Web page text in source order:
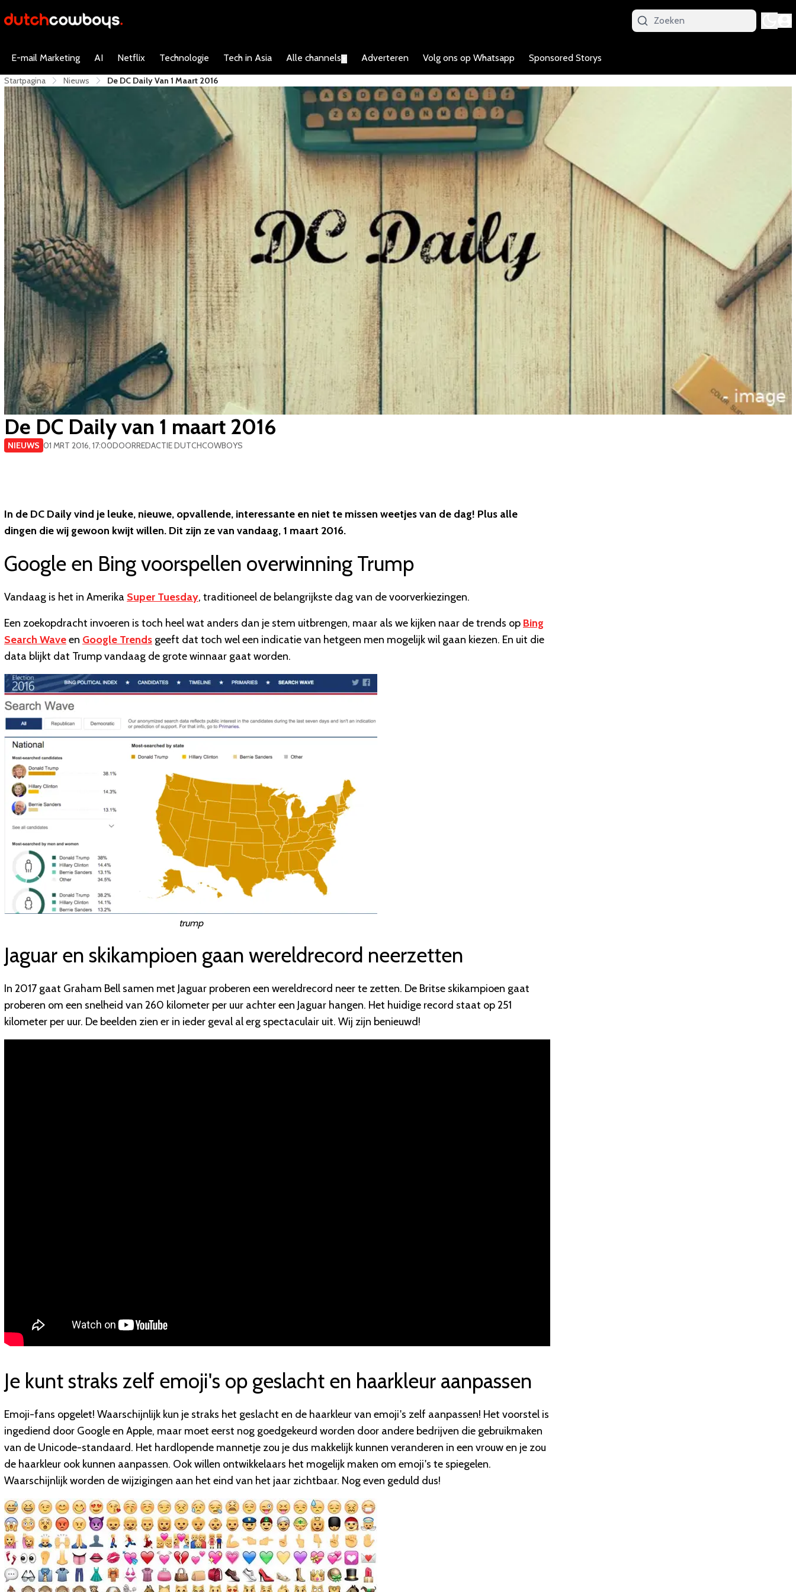
E-mail Marketing AI Netflix Technologie Tech in Asia Alle channels Adverteren Volg ons op Whatsapp Sponsored Storys
Startpagina Nieuws De DC Daily Van 1 Maart 2016
De DC Daily van 1 maart 2016
NIEUWS 01 MRT 2016, 17:00DOORREDACTIE DUTCHCOWBOYS
In de DC Daily vind je leuke, nieuwe, opvallende, interessante en niet te missen weetjes van de dag! Plus alle
dingen die wij gewoon kwijt willen. Dit zijn ze van vandaag, 1 maart 2016.
Google en Bing voorspellen overwinning Trump
Vandaag is het in Amerika Super Tuesday, traditioneel de belangrijkste dag van de voorverkiezingen.
Een zoekopdracht invoeren is toch heel wat anders dan je stem uitbrengen, maar als we kijken naar de trends op Bing
Search Waveen Google Trends geeft dat toch wel een indicatie van hetgeen men mogelijk wil gaan kiezen. En uit die
data blijkt dat Trump vandaag de grote winnaar gaat worden.
trump
Jaguar en skikampioen gaan wereldrecord neerzetten
In 2017 gaat Graham Bell samen met Jaguar proberen een wereldrecord neer te zetten. De Britse skikampioen gaat
proberen om een snelheid van 260 kilometer per uur achter een Jaguar hangen. Het huidige record staat op 251
kilometer per uur. De beelden zien er in ieder geval al erg spectaculair uit. Wij zijn benieuwd!
Je kunt straks zelf emoji's op geslacht en haarkleur aanpassen
Emoji-fans opgelet! Waarschijnlijk kun je straks het geslacht en de haarkleur van emoji's zelf aanpassen! Het voorstel is
ingediend door Google en Apple, maar moet eerst nog goedgekeurd worden door andere bedrijven die gebruikmaken
van de Unicode-standaard. Het hardlopende mannetje zou je dus makkelijk kunnen veranderen in een vrouw en je zou
de haarkleur ook kunnen aanpassen. Ook willen ontwikkelaars het mogelijk maken om emoji's te spiegelen.
Waarschijnlijk worden de wijzigingen aan het eind van het jaar zichtbaar. Nog even geduld dus!